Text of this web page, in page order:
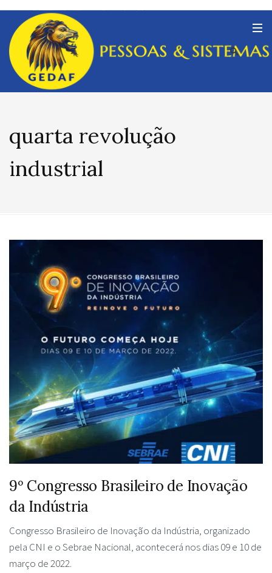
quarta revolução
industrial
9º Congresso Brasileiro de Inovação
da Indústria
Congresso Brasileiro de Inovação da Indústria, organizado
pela CNI e o Sebrae Nacional, acontecerá nos dias 09 e 10 de
março de 2022.